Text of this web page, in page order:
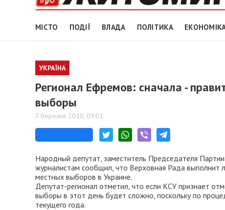
МІСТО ПОДІЇ ВЛАДА ПОЛІТИКА
УКРАЇНА
Регионал Ефремов: сначала -
выборы
7 березня 2010, 09:01
Народный депутат, заместитель Председателя
журналистам сообщил, что Верховная Рада выполнит
местных выборов в Украине.
Депутат-регионал отметил, что если КСУ признает
выборы в этот день будет сложно, поскольку по
текущего года.